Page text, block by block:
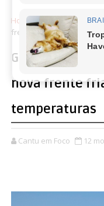
Home Brasil
frente fria derruba um
Gangorra:
nova frente
temperaturas
Cantu em Foco 12